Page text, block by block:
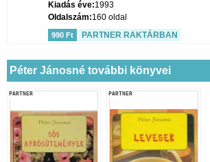
Kiadás éve 1993
Oldalszám 160 oldal
990 Ft PARTNER RAKTÁRBAN
Péter Jánosné további könyvei
PARTNER PARTNER